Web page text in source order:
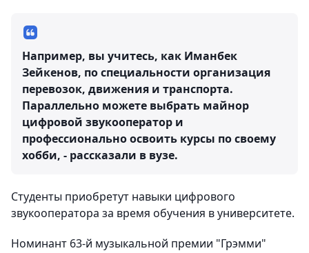
Например, вы учитесь, как Иманбек
Зейкенов, по специальности организация
перевозок, движения и транспорта.
Параллельно можете выбрать майнор
цифровой звукооператор и
профессионально освоить курсы по своему
хобби, - рассказали в вузе.
Студенты приобретут навыки цифрового
звукооператора за время обучения в университете.
Номинант 63-й музыкальной премии "Грэмми"